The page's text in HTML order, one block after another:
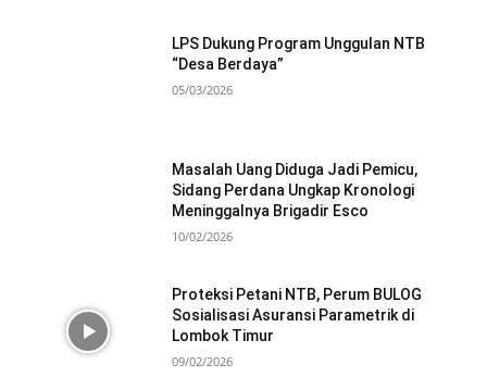
LPS Dukung Program Unggulan NTB
“Desa Berdaya”
05/03/2026
Masalah Uang Diduga Jadi Pemicu,
Sidang Perdana Ungkap Kronologi
Meninggalnya Brigadir Esco
10/02/2026
Proteksi Petani NTB, Perum BULOG
Sosialisasi Asuransi Parametrik di
Lombok Timur
09/02/2026